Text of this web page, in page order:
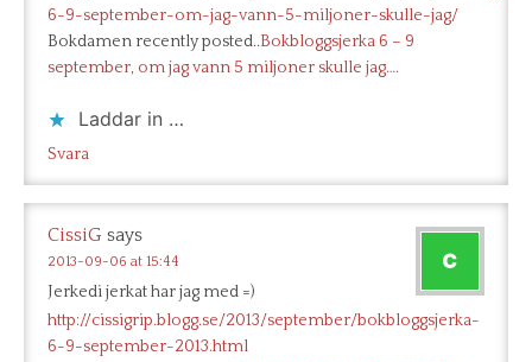
6-9-september-om-jag-vann-5-miljoner-skulle-jag/
Bokdamen recently posted..Bokbloggsjerka 6 – 9
september, om jag vann 5 miljoner skulle jag….
Laddar in …
Svara
CissiG says
2013-09-06 at 15:44
Jerkedi jerkat har jag med =)
http://cissigrip.blogg.se/2013/september/bokbloggsjerka-
6-9-september-2013.html